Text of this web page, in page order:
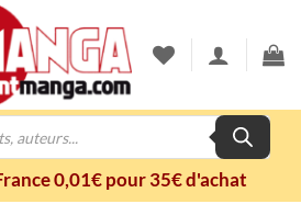
0,01€ pour 35€ d'achat